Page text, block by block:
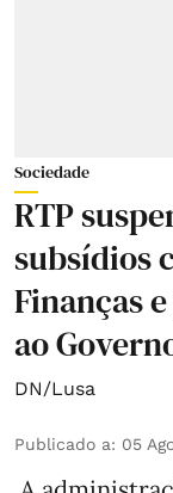
Sociedade
RTP
subsídios
Finanças
ao
DN/Lusa
Publicado a: 05